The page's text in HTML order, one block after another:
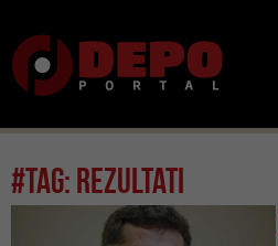
#tag: rezultati